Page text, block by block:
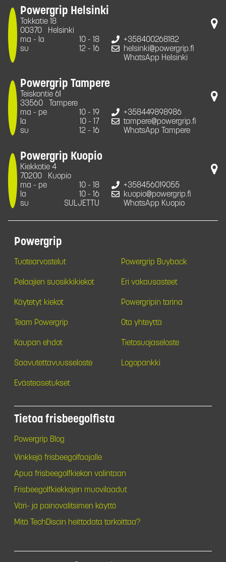
Powergrip Helsinki
Takkatie 18
00370
Helsinki
ma - la
10 - 18
su
12 - 16
+358400268182
helsinki@powergrip.fi
WhatsApp Helsinki
Powergrip Tampere
Teiskontie 61
33560
Tampere
ma - pe
10 - 19
la
10 - 17
su
12 - 16
+358449898986
tampere@powergrip.fi
WhatsApp Tampere
Powergrip Kuopio
Kiekkotie 4
70200
Kuopio
ma - pe
10 - 18
la
10 - 16
su
SULJETTU
+358456019055
kuopio@powergrip.fi
WhatsApp Kuopio
Powergrip
Tuotearvostelut Powergrip Buyback
Pelaajien suosikkikiekot Eri vakausasteet
Käytetyt kiekot Powergripin tarina
Team Powergrip Ota yhteyttä
Kaupan ehdot Tietosuojaseloste
Saavutettavuusseloste Logopankki
Evästeasetukset
Tietoa frisbeegolfista
Powergrip Blog
Vinkkejä frisbeegolfaajalle
Apua frisbeegolfkiekon valintaan
Frisbeegolfkiekkojen muovilaadut
Väri- ja painovalitsimen käyttö
Mitä TechDiscin heittodata tarkoittaa?